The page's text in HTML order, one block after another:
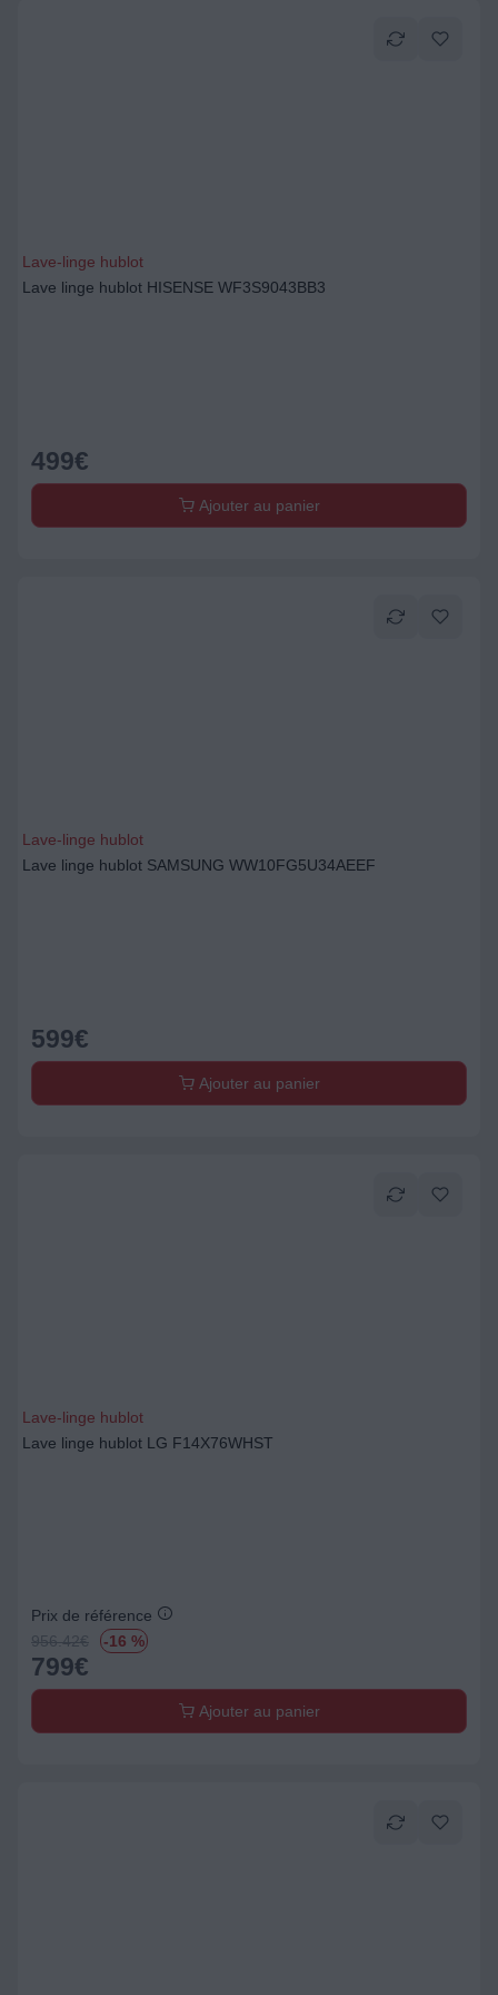
Lave-linge hublot
Lave linge hublot HISENSE WF3S9043BB3
499€
Ajouter au panier
Lave-linge hublot
Lave linge hublot SAMSUNG WW10FG5U34AEEF
599€
Ajouter au panier
Lave-linge hublot
Lave linge hublot LG F14X76WHST
Prix de référence
956.42€ -16 %
799€
Ajouter au panier